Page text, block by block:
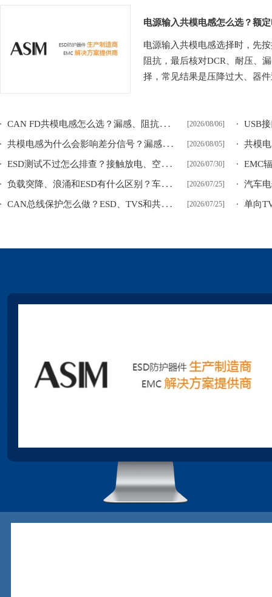
电源输入共模电感怎么选？额
电源输入共模电感选择时，先
阻抗，最后核对DCR、耐压、
择，常见结果是压降过大、器
[2026/08/06]
C
AN FD共模电感怎么选？漏感、阻抗平衡与通信余量
[2026/08/05]
共
模电感为什么会影响差分信号？漏感、插损与阻抗不平衡
[2026/07/30]
E
SD测试不过怎么排查？接触放电、空气放电和间接放电整改思路
[2026/07/25]
负
载突降、浪涌和ESD有什么区别？车载电源瞬态防护思路
[2026/07/25]
C
AN总线保护怎么做？ESD、TVS和共模电感的器件组合